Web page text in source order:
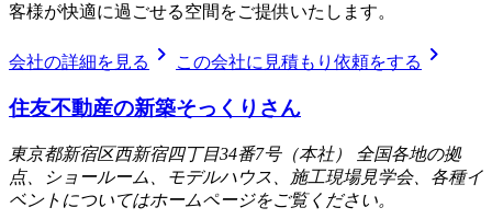
客様が快適に過ごせる空間をご提供いたします。
会社の詳細を見る chevron_right この会社に見積もり依頼をする chevron_right
住友不動産の新築そっくりさん
東京都新宿区西新宿四丁目34番7号（本社） 全国各地の拠
点、ショールーム、モデルハウス、施工現場見学会、各種イ
ベントについてはホームページをご覧ください。